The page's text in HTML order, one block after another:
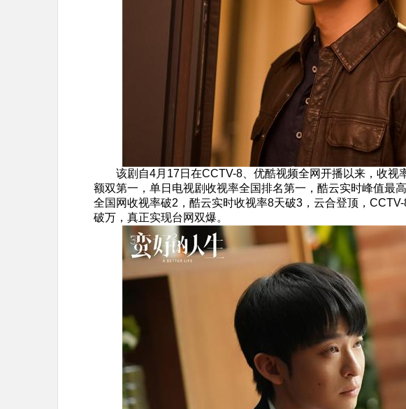
该剧自4月17日在CCTV-8、优酷视频全网开播以来，收视
额双第一，单日电视剧收视率全国排名第一，酷云实时峰值最
全国网收视率破2，酷云实时收视率8天破3，云合登顶，
破万，真正实现台网双爆。